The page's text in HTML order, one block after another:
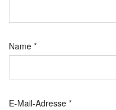
Name *
E-Mail-Adresse *